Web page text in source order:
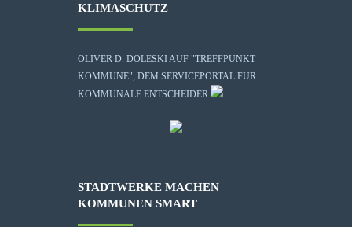
KLIMASCHUTZ
OLIVER D. DOLESKI AUF "TREFFPUNKT
KOMMUNE", DEM SERVICEPORTAL FÜR
KOMMUNALE ENTSCHEIDER
STADTWERKE MACHEN
KOMMUNEN SMART